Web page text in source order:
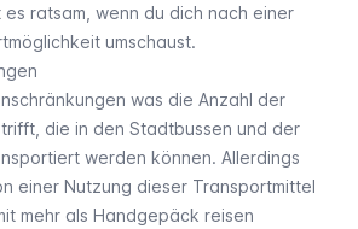
ratsam, wenn du dich nach einer
umschaust.
was die Anzahl der
die in den Stadtbussen und der
werden können. Allerdings
einer Nutzung dieser Transportmittel
mehr als Handgepäck reisen